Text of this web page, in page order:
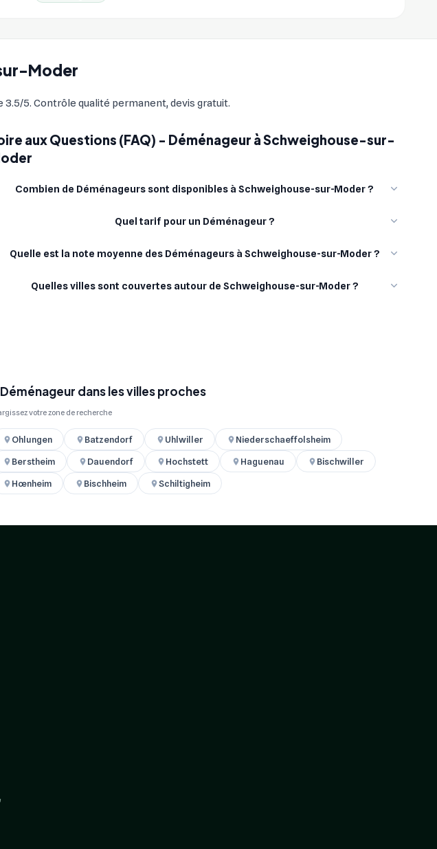
Moder
5. Contrôle qualité permanent, devis gratuit.
aux Questions (FAQ) - Déménageur à Schweighouse-sur-
Combien de Déménageurs sont disponibles à Schweighouse-sur-Moder ?
Quel tarif pour un Déménageur ?
Quelle est la note moyenne des Déménageurs à Schweighouse-sur-Moder ?
Quelles villes sont couvertes autour de Schweighouse-sur-Moder ?
Déménageur dans les villes proches
votre zone de recherche
Ohlungen Batzendorf Uhlwiller
Niederschaeffolsheim
Berstheim
Dauendorf Hochstett Haguenau
Bischwiller
Hœnheim
Bischheim Schiltigheim